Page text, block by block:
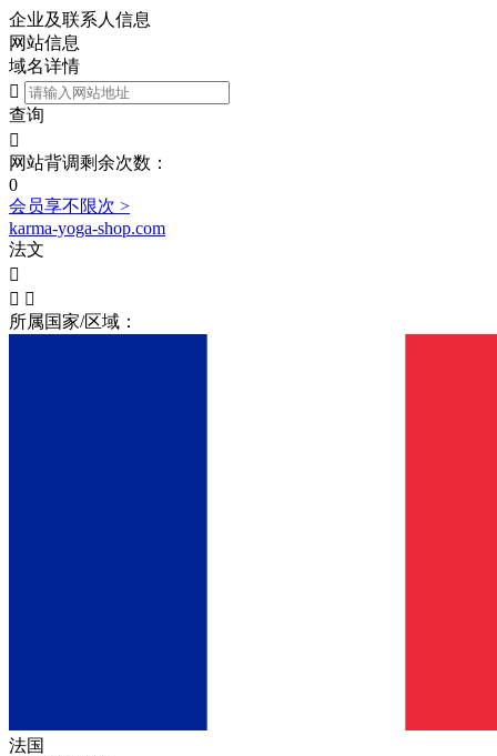
企业及联系人信息
网站信息
域名详情

查询

网站背调剩余次数：
0
会员享不限次 >
karma-yoga-shop.com
法文

 
所属国家/区域：
法国